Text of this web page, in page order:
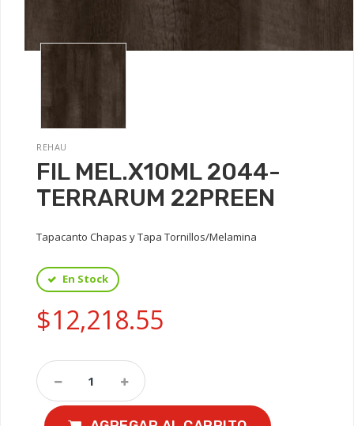
REHAU
FIL MEL.X10ML 2044-
TERRARUM 22PREEN
Tapacanto Chapas y Tapa Tornillos/Melamina
En Stock
$12,218.55